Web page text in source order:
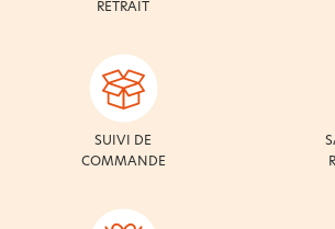
RETRAIT
SUIVI DE
COMMANDE